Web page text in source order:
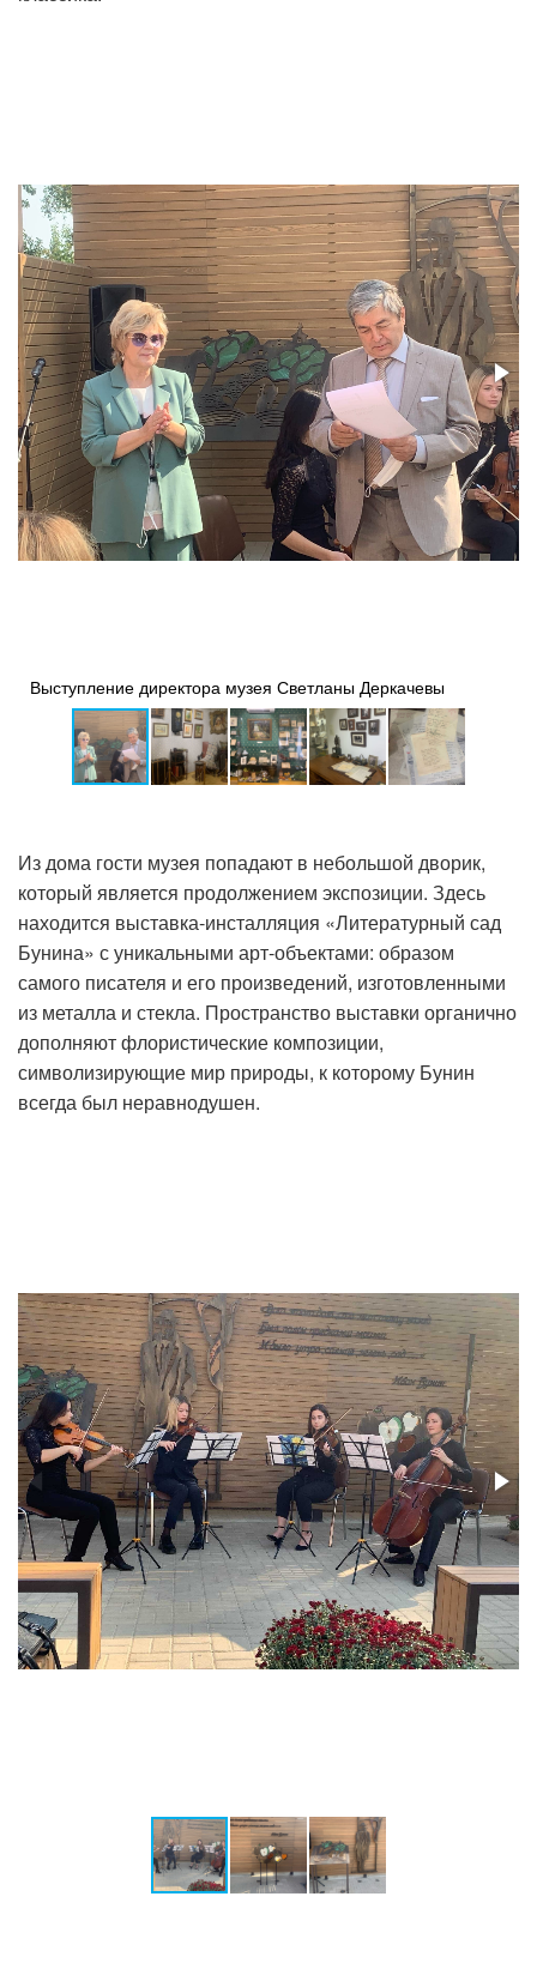
Выступление директора музея Светланы Деркачевы
Из дома гости музея попадают в небольшой дворик,
который является продолжением экспозиции. Здесь
находится выставка-инсталляция «Литературный сад
Бунина» с уникальными арт-объектами: образом
самого писателя и его произведений, изготовленными
из металла и стекла. Пространство выставки органично
дополняют флористические композиции,
символизирующие мир природы, к которому Бунин
всегда был неравнодушен.